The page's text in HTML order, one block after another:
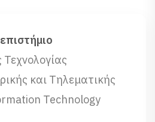
και Τηλεματικής
Technology